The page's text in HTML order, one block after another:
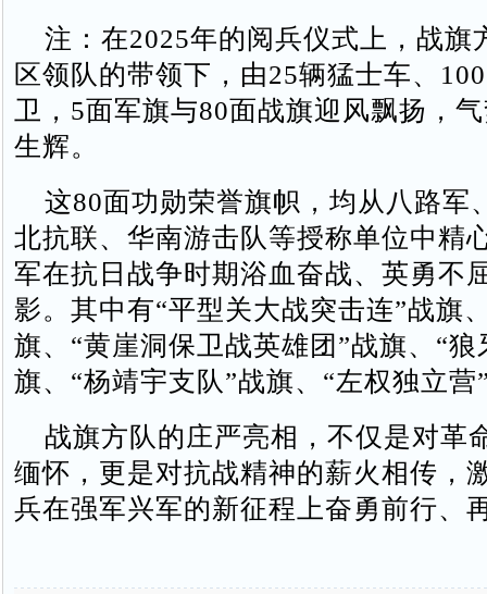
注：在2025年的阅兵仪式上，战旗
区领队的带领下，由25辆猛士车、
卫，5面军旗与80面战旗迎风飘扬，
生辉。
这80面功勋荣誉旗帜，均从八路军
北抗联、华南游击队等授称单位中精
军在抗日战争时期浴血奋战、英勇不
影。其中有“平型关大战突击连”战旗
旗、“黄崖洞保卫战英雄团”战旗、“狼
旗、“杨靖宇支队”战旗、“左权独立
战旗方队的庄严亮相，不仅是对革
缅怀，更是对抗战精神的薪火相传，
兵在强军兴军的新征程上奋勇前行、